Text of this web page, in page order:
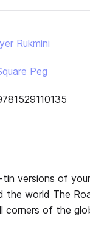
Rukmini
Peg
tin versions of
Tin Around
corners of the
hits from